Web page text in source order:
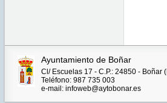
Ayuntamiento de Boñar
Cl/ Escuelas 17 - C.P.: 24850 - Boñar
Teléfono: 987 735 003
e-mail: infoweb@aytobonar.es